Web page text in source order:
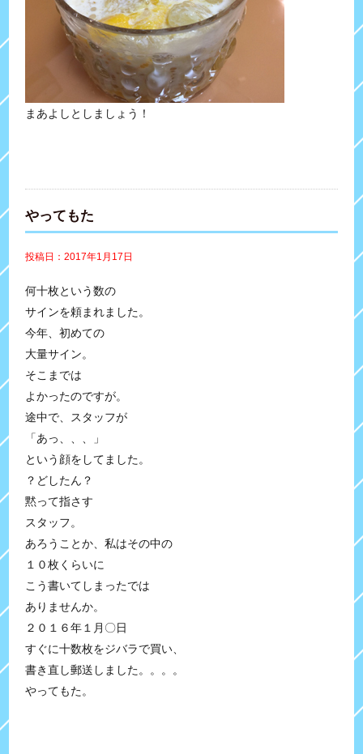
まあよしとしましょう！
やってもた
投稿日：2017年1月17日
何十枚という数の
サインを頼まれました。
今年、初めての
大量サイン。
そこまでは
よかったのですが。
途中で、スタッフが
「あっ、、、」
という顔をしてました。
？どしたん？
黙って指さす
スタッフ。
あろうことか、私はその中の
１０枚くらいに
こう書いてしまったでは
ありませんか。
２０１６年１月〇日
すぐに十数枚をジバラで買い、
書き直し郵送しました。。。。
やってもた。